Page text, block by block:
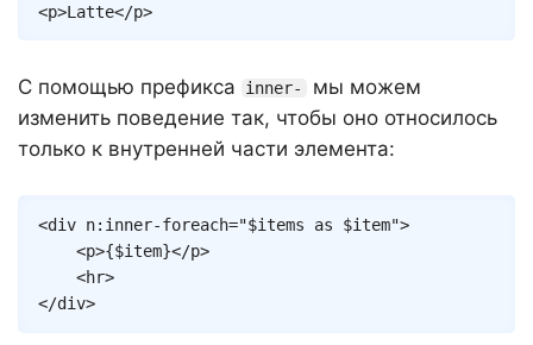
<p>Latte</p>
С помощью префикса inner-
мы можем
изменить поведение так, чтобы оно относилось
только к внутренней части элемента:
<div n:inner-foreach="$items as $item">
<p>{$item}</p>
<hr>
</div>